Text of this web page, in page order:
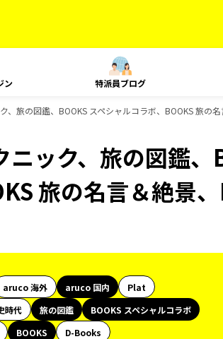
ン 特派員ブログ
、旅の図鑑、BOOKS スペシャルコラボ、BOOKS 旅の
ック、旅の図鑑、
旅の名言＆絶景
aruco 海外 aruco 国内
Plat
時代 旅の図鑑
BOOKS スペシャルコラボ
BOOKS
D-Books